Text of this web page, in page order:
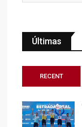
Últimas
RECENT